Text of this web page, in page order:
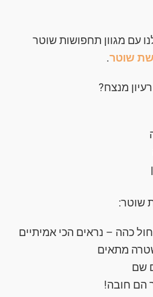
עם מגוון תחפושות שוטר
שוטר.
מנצח?
שוטר:
כהה – נראים הכי אמיתיים
מתאים
שם
הם חובה!